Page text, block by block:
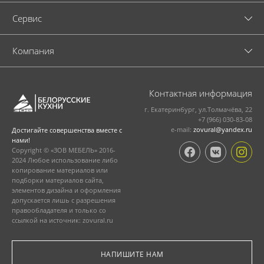
Достигайте совершенства вместе с
нами!
Copyright © «ЗОВ МЕБЕЛЬ» 2016-
2024 Любое использование либо
копирование материалов или
подборки материалов сайта,
элементов дизайна и оформления
допускается лишь с разрешения
правообладателя и только со
ссылкой на источник: zovural.ru
Cервис
Компания
Контактная информация
г. Екатеринбург, ул.Толмачёва, 22
+7 (966) 030-83-08
e-mail: zovural@yandex.ru
НАПИШИТЕ НАМ